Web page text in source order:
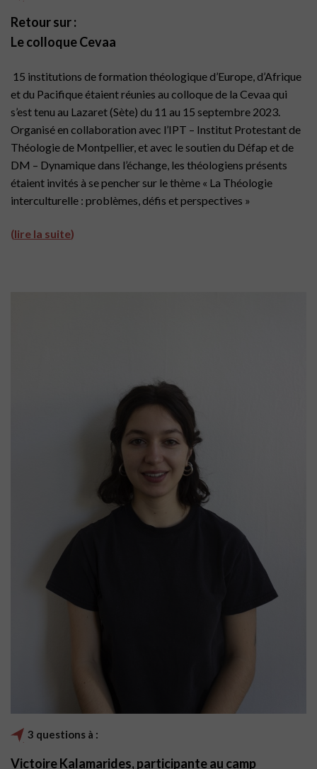
Retour sur :
Le colloque Cevaa
15 institutions de formation théologique d’Europe, d’Afrique
et du Pacifique étaient réunies au colloque de la Cevaa qui
s’est tenu au Lazaret (Sète) du 11 au 15 septembre 2023.
Organisé en collaboration avec l’IPT – Institut Protestant de
Théologie de Montpellier, et avec le soutien du Défap et de
DM – Dynamique dans l’échange, les théologiens présents
étaient invités à se pencher sur le thème « La Théologie
interculturelle : problèmes, défis et perspectives »
(lire la suite)
3 questions à :
Victoire Kalamarides, participante au camp